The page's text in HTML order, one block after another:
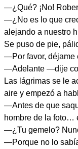
—¿Qué? ¡No!
—¿No es lo que
alejando a nuestro
Se puso de pie,
—Por favor, déjame
—Adelante —dije
Las lágrimas se le
aire y empezó a
—Antes de que
hombre de la foto…
—¿Tu gemelo?
—Porque no lo